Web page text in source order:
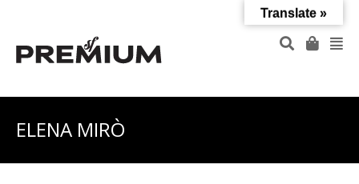
ELENA MIRÒ
Translate »